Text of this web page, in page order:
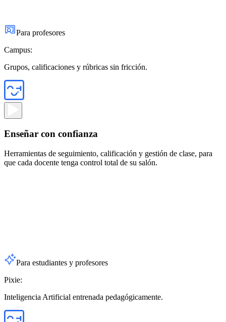
Para profesores
Campus:
Grupos, calificaciones y rúbricas sin fricción.
Enseñar con confianza
Herramientas de seguimiento, calificación y gestión de clase, para
que cada docente tenga control total de su salón.
Para estudiantes y profesores
Pixie:
Inteligencia Artificial entrenada pedagógicamente.